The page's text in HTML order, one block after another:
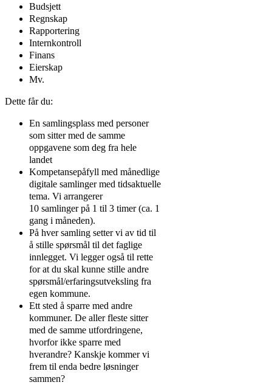
Budsjett
Regnskap
Rapportering
Internkontroll
Finans
Eierskap
Mv.
Dette får du:
En samlingsplass med personer
som sitter med de samme
oppgavene som deg fra hele
landet
Kompetansepåfyll med månedlige
digitale samlinger med tidsaktuelle
tema. Vi arrangerer
10 samlinger på 1 til 3 timer (ca. 1
gang i måneden).
På hver samling setter vi av tid til
å stille spørsmål til det faglige
innlegget. Vi legger også til rette
for at du skal kunne stille andre
spørsmål/erfaringsutveksling fra
egen kommune.
Ett sted å sparre med andre
kommuner. De aller fleste sitter
med de samme utfordringene,
hvorfor ikke sparre med
hverandre? Kanskje kommer vi
frem til enda bedre løsninger
sammen?